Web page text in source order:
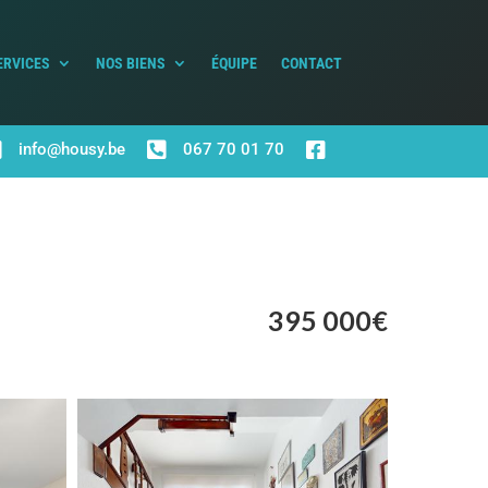
NOS BIENS ÉQUIPE CONTACT
info@housy.be  067 70 01 70 
395 000€